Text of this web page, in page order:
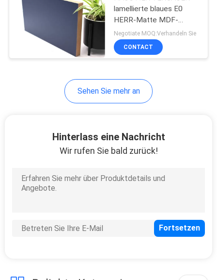
lamellierte blaues E0
HERR-Matte MDF-
Platten
Negotiate MOQ:Verhandeln Sie
CONTACT
Sehen Sie mehr an
Hinterlass eine Nachricht
Wir rufen Sie bald zurück!